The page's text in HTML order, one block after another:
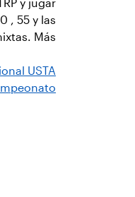
y jugar
, 55 y las
Más
USTA